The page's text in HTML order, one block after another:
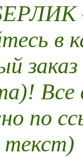
в
по
текст)